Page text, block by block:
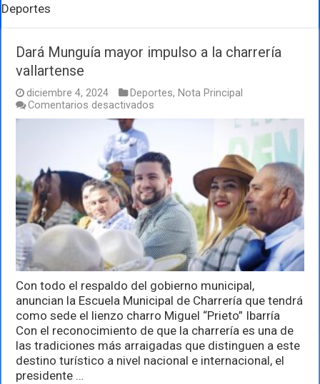
Deportes
Dará Munguía mayor impulso a la charrería
vallartense
diciembre 4, 2024 Deportes, Nota Principal
Comentarios desactivados
impulso
a
la
charrería
vallartense
Con todo el respaldo del gobierno municipal,
anuncian la Escuela Municipal de Charrería que tendrá
como sede el lienzo charro Miguel “Prieto” Ibarría
Con el reconocimiento de que la charrería es una de
las tradiciones más arraigadas que distinguen a este
destino turístico a nivel nacional e internacional, el
presidente …